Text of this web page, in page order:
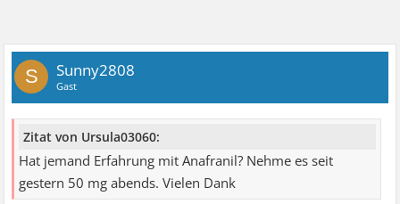
S Sunny2808
Gast
Zitat von Ursula03060:
Hat jemand Erfahrung mit Anafranil? Nehme es seit
gestern 50 mg abends. Vielen Dank